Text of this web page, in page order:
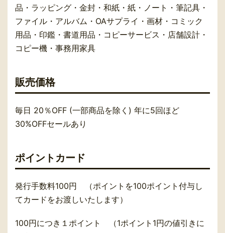
品・ラッピング・金封・和紙・紙・ノート・筆記具・
ファイル・アルバム・OAサプライ・画材・コミック
用品・印鑑・書道用品・コピーサービス・店舗設計・
コピー機・事務用家具
販売価格
毎日 20％OFF (一部商品を除く) 年に5回ほど
30%OFFセールあり
ポイントカード
発行手数料100円 （ポイントを100ポイント付与し
てカードをお渡しいたします）
100円につき１ポイント （1ポイント1円の値引きに